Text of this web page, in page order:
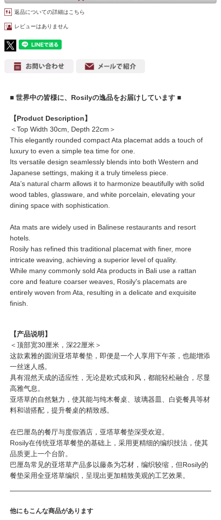
返品についての詳細はこちら
レビューはありません
■ 世界中の皆様に、Rosilyの逸品をお届けしています ■
【Product Description】
＜Top Width 30cm, Depth 22cm＞
This elegantly rounded compact Ata placemat adds a touch of
luxury to even a simple tea time for one.
Its versatile design seamlessly blends into both Western and
Japanese settings, making it a truly timeless piece.
Ata’s natural charm allows it to harmonize beautifully with solid
wood tables, glassware, and white porcelain, elevating your
dining space with sophistication.
Ata mats are widely used in Balinese restaurants and resort
hotels.
Rosily has refined this traditional placemat with finer, more
intricate weaving, achieving a superior level of quality.
While many commonly sold Ata products in Bali use a rattan
core and feature coarser weaves, Rosily's placemats are
entirely woven from Ata, resulting in a delicate and exquisite
finish.
【产品说明】
＜顶部宽30厘米，深22厘米＞
这款素雅的圆润亚塔草餐垫，即便是一个人享用下午茶，也能增添
一丝迷人感。
具有混然天成的适应性，无论是欧式或和风，都能轻松融合，尽显
高雅气息。
亚塔草的自然魅力，使其能与纯木餐桌、玻璃器皿、白瓷餐具等材
料和谐搭配，提升餐桌的精致感。
在巴厘岛的餐厅与度假酒店，亚塔草餐垫深受欢迎。
Rosily在传统亚塔草餐垫的基础上，采用更精细的编织技法，使其
品质更上一个台阶。
巴厘岛常见的亚塔草产品多以藤条为芯材，编织较缩，但Rosily的
餐垫采用全亚塔草编织，呈现出更加精致美观的工艺效果。
他にもこんな商品があります